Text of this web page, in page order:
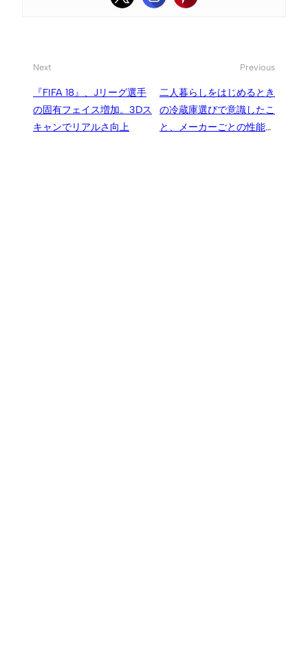
Next
『FIFA 18』、Jリーグ選手
の固有フェイス増加。3Dス
キャンでリアルさ向上
Previous
二人暮らしをはじめるとき
の冷蔵庫選びで意識したこ
と、メーカーごとの性能や